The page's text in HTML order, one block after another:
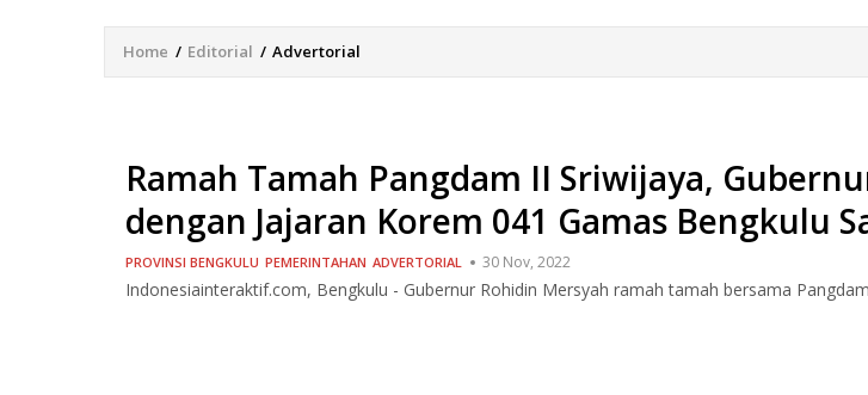
Breadcrumb
Home / Editorial / Advertorial
Ramah Tamah Pangdam II Sriwijaya,
dengan Jajaran Korem 041 Gamas Bengkulu
PROVINSI BENGKULU PEMERINTAHAN ADVERTORIAL 30 Nov, 2022
Indonesiainteraktif.com, Bengkulu - Gubernur Rohidin Mersyah ramah tamah bersama